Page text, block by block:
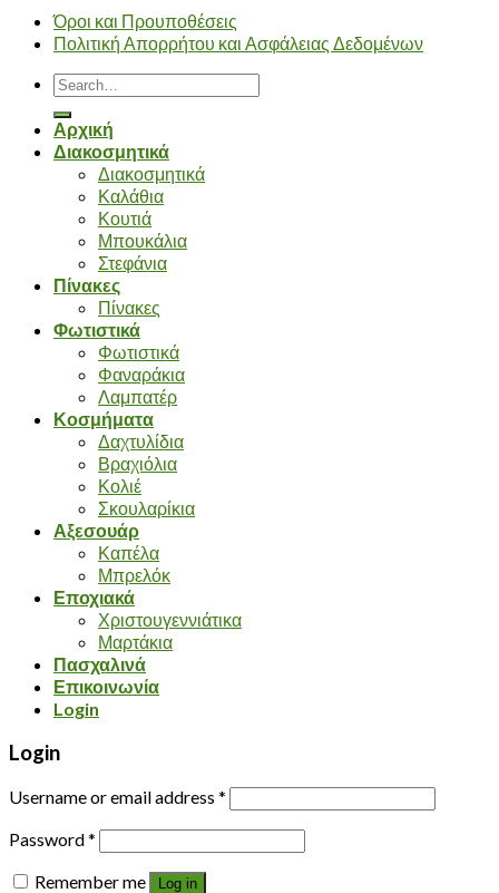
Όροι και Προυποθέσεις
Πολιτική Απορρήτου και Ασφάλειας Δεδομένων
Search
for:
Αρχική
Διακοσμητικά
Διακοσμητικά
Καλάθια
Κουτιά
Μπουκάλια
Στεφάνια
Πίνακες
Πίνακες
Φωτιστικά
Φωτιστικά
Φαναράκια
Λαμπατέρ
Κοσμήματα
Δαχτυλίδια
Βραχιόλια
Κολιέ
Σκουλαρίκια
Αξεσουάρ
Καπέλα
Μπρελόκ
Εποχιακά
Χριστουγεννιάτικα
Μαρτάκια
Πασχαλινά
Επικοινωνία
Login
Login
Username or email address *
Password*
Remember me
Log in